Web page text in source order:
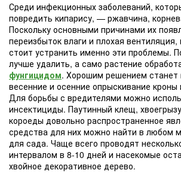
Среди инфекционных заболеваний,
повредить кипарису, — ржавчина,
Поскольку основными причинами их
переизбыток влаги и плохая
стоит устранить именно эти проблемы.
лучше удалить, а само растение
фунгицидом. Хорошим решением станет
весенние и осенние опрыскивание кроны
Для борьбы с вредителями можно
инсектициды. Паутинный клещ,
короеды довольно распространенное
средства для них можно найти в любом
для сада. Чаще всего проводят
интервалом в 8-10 дней и насекомые
хвойное декоративное дерево.